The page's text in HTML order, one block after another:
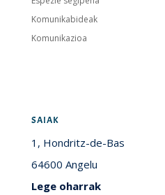
Komunikabideak
Komunikazioa
SAIAK
1, Hondritz-de-Bas
64600 Angelu
Lege oharrak